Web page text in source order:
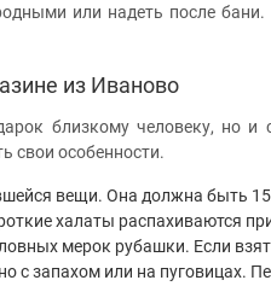
или надеть после
из Иваново
близкому человеку, но
свои особенности.
вещи. Она должна быть
халаты распахиваются
мерок рубашки. Если
с запахом или на пуговицах.